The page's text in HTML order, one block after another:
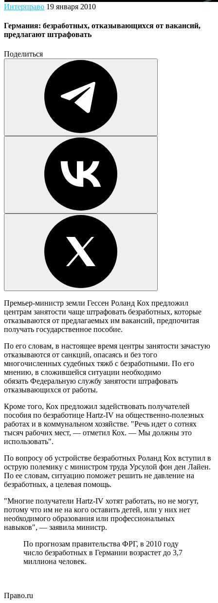
Интерправо 19 января 2010
Германия: безработных, отказывающихся от вакансий,
предлагают штрафовать
Поделиться
Премьер-министр земли Гессен Роланд Кох предложил
центрам занятости чаще штрафовать безработных, которые
отказываются от предлагаемых им вакансий, предпочитая
получать государственное пособие.
По его словам, в настоящее время центры занятости зачастую
отказываются от санкций, опасаясь и без того
многочисленных судебных тяжб с безработными. По его
мнению, в сложившейся ситуации необходимо
обязать Федеральную службу занятости штрафовать
отказывающихся от работы.
Кроме того, Кох предложил задействовать получателей
пособия по безработице Hartz-IV на общественно-полезных
работах и в коммунальном хозяйстве. "Речь идет о сотнях
тысяч рабочих мест, — отметил Кох. — Мы должны это
использовать".
По вопросу об устройстве безработных Роланд Кох вступил в
острую полемику с министром труда Урсулой фон ден Лайен.
По ее словам, ситуацию поможет решить не давление на
безработных, а целевая помощь.
"Многие получатели Hartz-IV хотят работать, но не могут,
потому что им не на кого оставить детей, или у них нет
необходимого образования или профессиональных
навыков", — заявила министр.
По прогнозам правительства ФРГ, в 2010 году
число безработных в Германии возрастет до 3,7
миллиона человек.
Право.ru